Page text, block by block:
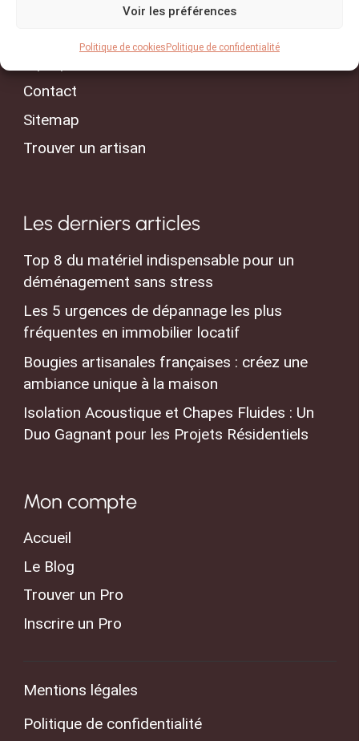
Voir les préférences
Politique de cookies Politique de confidentialité
Contact
Sitemap
Trouver un artisan
Les derniers articles
Top 8 du matériel indispensable pour un
déménagement sans stress
Les 5 urgences de dépannage les plus
fréquentes en immobilier locatif
Bougies artisanales françaises : créez une
ambiance unique à la maison
Isolation Acoustique et Chapes Fluides : Un
Duo Gagnant pour les Projets Résidentiels
Mon compte
Accueil
Le Blog
Trouver un Pro
Inscrire un Pro
Mentions légales
Politique de confidentialité